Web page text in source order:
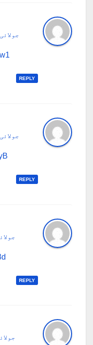
جولائی 26, 2025 وقت 10:55 صبح
REPLY
جولائی 26, 2025 وقت 12:43 شام
REPLY
جولائی 27, 2025 وقت
REPLY
جولائی 27, 2025 وقت